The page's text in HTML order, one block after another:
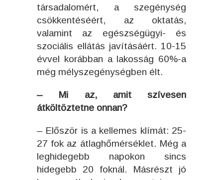
társadalomért, a szegénység
csökkentéséért, az oktatás,
valamint az egészségügyi- és
szociális ellátás javításáért. 10-15
évvel korábban a lakosság 60%-a
még mélyszegénységben élt.
– Mi az, amit szívesen
átköltöztetne onnan?
– Először is a kellemes klímát: 25-
27 fok az átlaghőmérséklet. Még a
leghidegebb napokon sincs
hidegebb 20 foknál. Másrészt jó